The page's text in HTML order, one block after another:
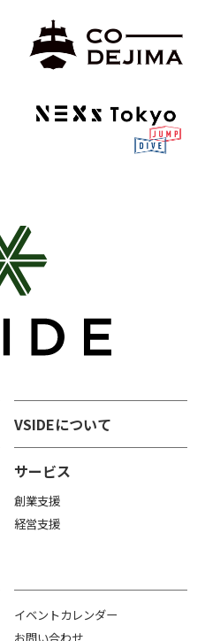
VSIDEについて
サービス
創業支援
経営支援
イベントカレンダー